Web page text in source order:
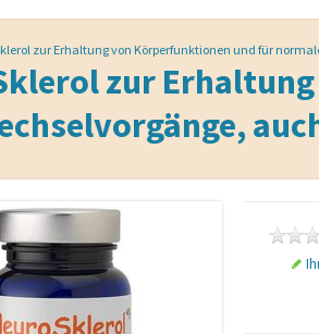
zur Erhaltung von Körperfunktionen und für
zur